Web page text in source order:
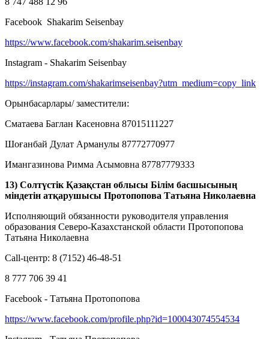
Facebook Shakarim Seisenbay
https://www.facebook.com/shakarim.seisenbay
Instagram - Shakarim Seisenbay
https://instagram.com/shakarimseisenbay?utm_medium=copy_link
Орынбасарлары/ заместители:
Сматаева Баглан Касеновна 87015111227
Шоғанбай Дулат Арманулы 87772770977
Имангазинова Римма Асымовна 87787779333
13) Солтүстік Қазақстан облысы Білім басшысының
міндетін атқарушысы Протопопова Татьяна Николаевна
Исполняющий обязанности руководителя управления
образования Северо-Казахстанской области Протопопова
Татьяна Николаевна
Call-центр: 8 (7152) 46-48-51
8 777 706 39 41
Facebook - Татьяна Протопопова
https://www.facebook.com/profile.php?id=100043074554534